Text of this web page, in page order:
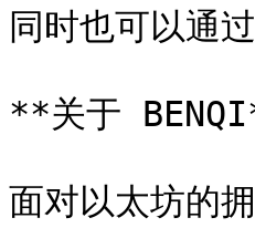
同时也可以通
**关于
面对以太坊的